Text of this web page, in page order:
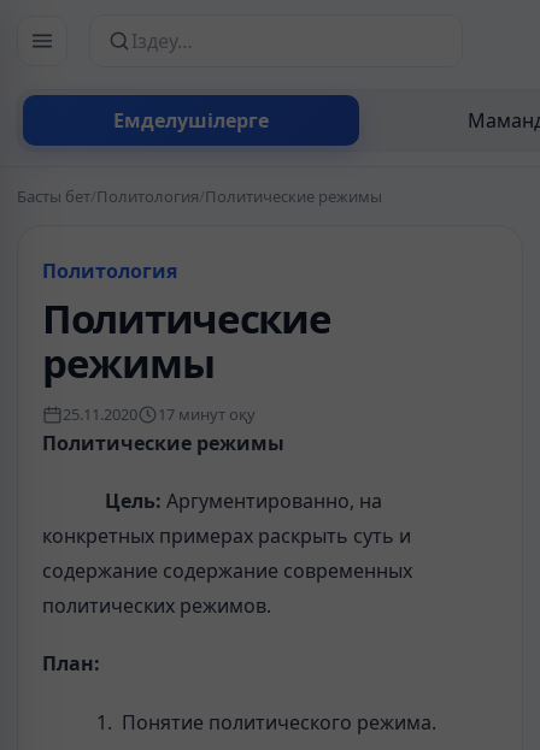
Емделушілерге
Сайттан іздеу
Басты бет/Политология/Политические режимы
Политология
Политические
режимы
25.11.2020 17 минут оқу
Политические режимы
Цель: Аргументированно, на
конкретных примерах раскрыть суть и
содержание содержание современных
политических режимов.
План:
Понятие политического режима.